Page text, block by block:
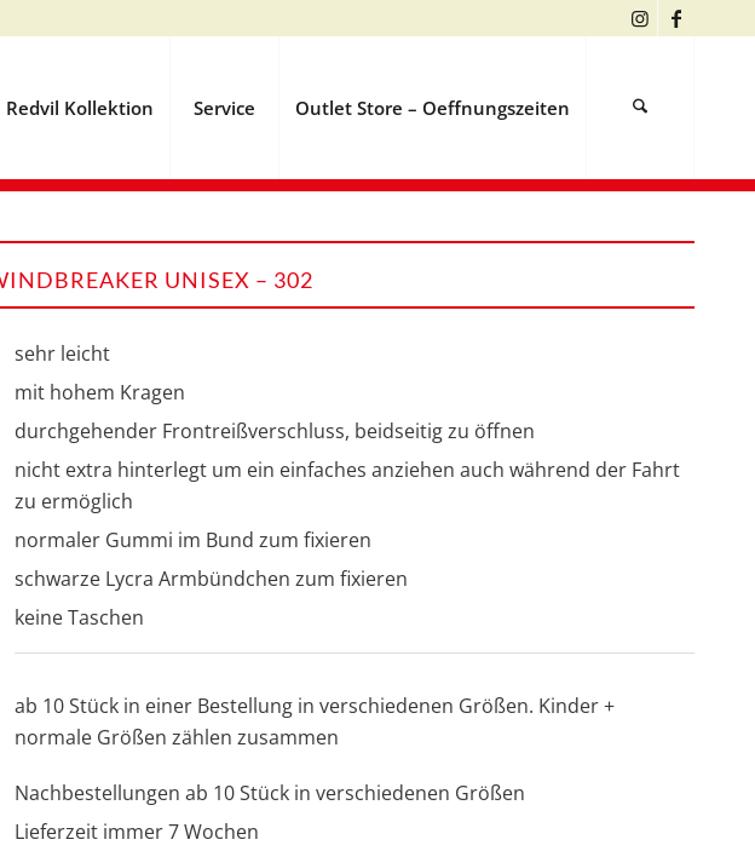
Redvil Kollektion Service Outlet Store – Oeffnungszeiten
UNISEX – 302
sehr leicht
mit hohem Kragen
durchgehender Frontreißverschluss, beidseitig zu öffnen
nicht extra hinterlegt um ein einfaches anziehen auch während der Fahrt
zu ermöglich
normaler Gummi im Bund zum fixieren
schwarze Lycra Armbündchen zum fixieren
keine Taschen
ab 10 Stück in einer Bestellung in verschiedenen Größen. Kinder +
normale Größen zählen zusammen
Nachbestellungen ab 10 Stück in verschiedenen Größen
Lieferzeit immer 7 Wochen